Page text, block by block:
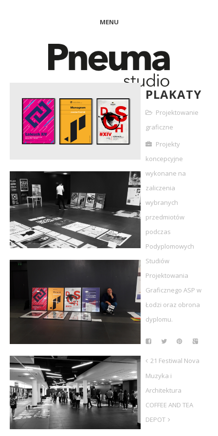
MENU
PLAKATY
Projektowanie
graficzne
Projekty
koncepcyjne
wykonane na
zaliczenia
wybranych
przedmiotów
podczas
Podyplomowych
Studiów
Projektowania
Graficznego ASP w
Łodzi oraz obrona
dyplomu.
21 Festiwal Nova
Muzyka i
Architektura
COFFEE AND TEA
DEPOT